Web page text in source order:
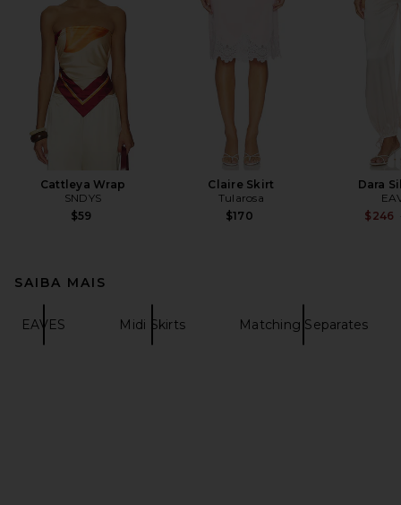
Cattleya Wrap
SNDYS
$59
Claire Skirt
Tularosa
$170
Dara
$246
SAIBA MAIS
EAVES Midi Skirts Matching Separates